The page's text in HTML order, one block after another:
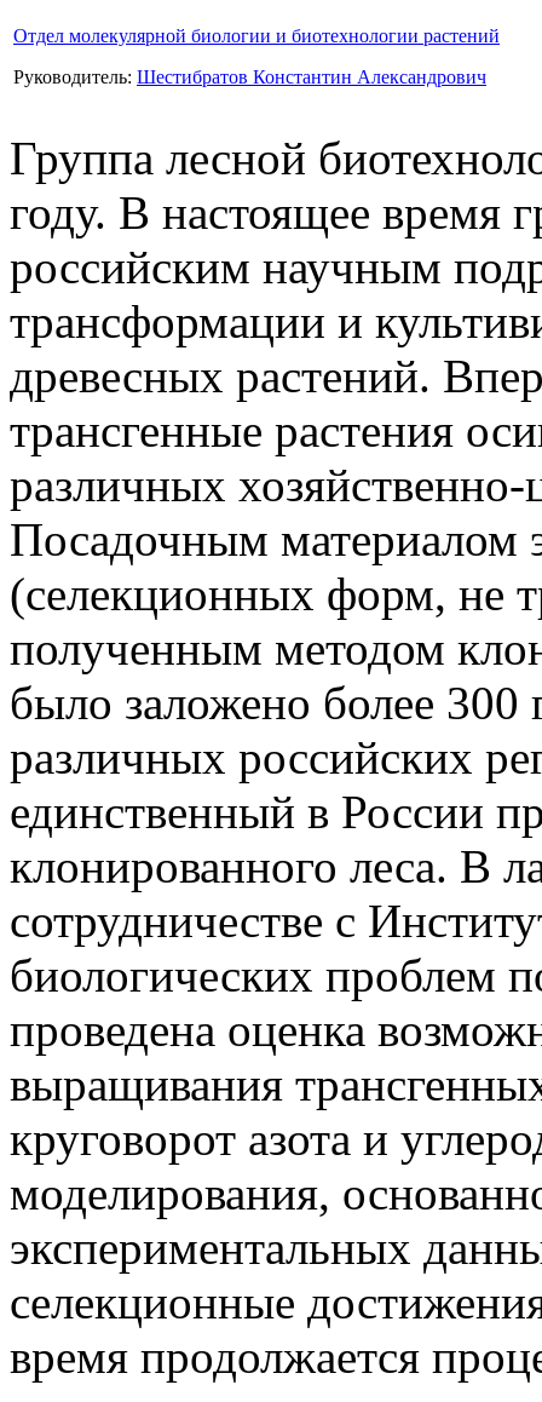
Отдел молекулярной биологии и биотехнологии растений
Руководитель: Шестибратов Константин Александрович
Группа лесной
году. В настоящее время
российским научным
трансформации и
древесных растений.
трансгенные растения
различных
Посадочным материалом
(селекционных форм, не
полученным методом
было заложено более 300
различных российских
единственный в России
клонированного леса. В
сотрудничестве с
биологических проблем
проведена оценка
выращивания
круговорот азота и
моделирования,
экспериментальных
селекционные
время продолжается